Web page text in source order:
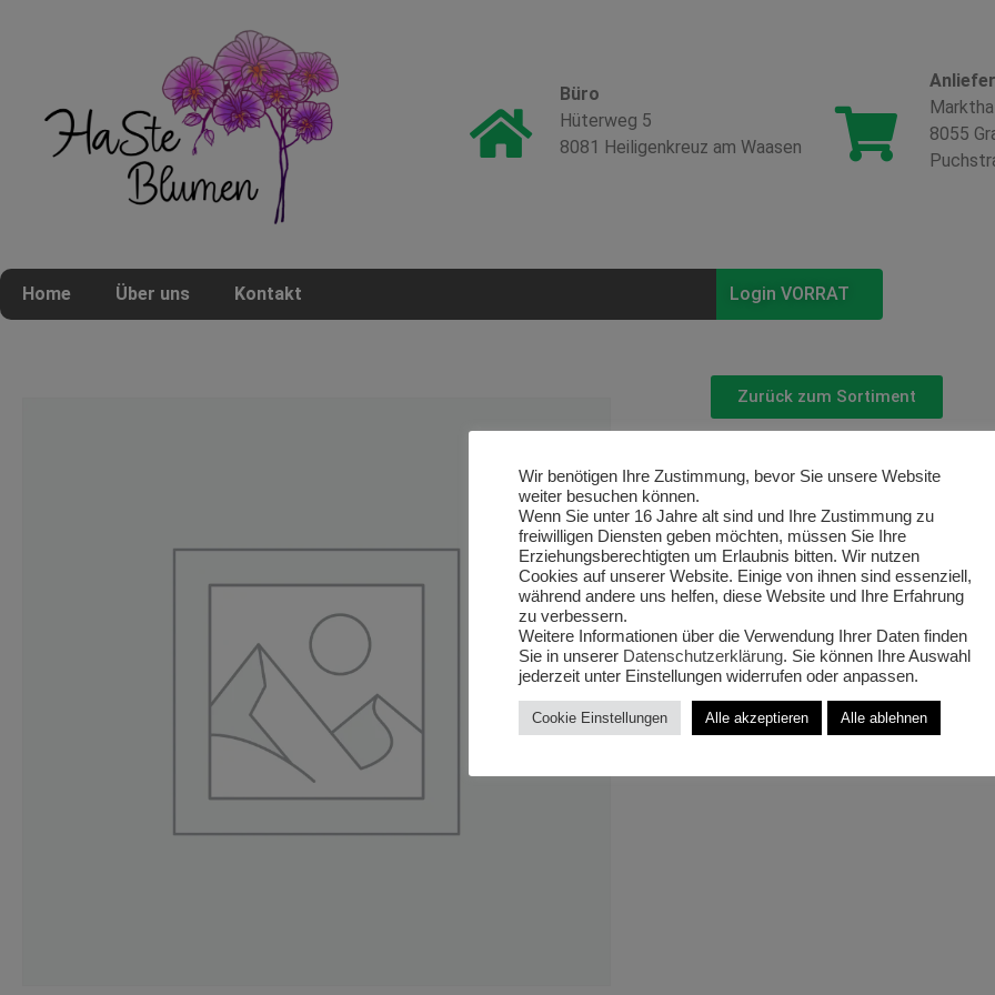
Büro
Hüterweg 5
8081 Heiligenkreuz am Waasen
8055
Home Über uns Kontakt Login VORRAT
Zurück zum Sortiment
Zwiebel
Mixtopf 4-
‚orange‘
Wir benötigen Ihre Zustimmung, bevor Sie unsere Website
weiter besuchen können.
Wenn Sie unter 16 Jahre alt sind und Ihre Zustimmung zu
freiwilligen Diensten geben möchten, müssen Sie Ihre
Erziehungsberechtigten um Erlaubnis bitten. Wir nutzen
Cookies auf unserer Website. Einige von ihnen sind essenziell,
während andere uns helfen, diese Website und Ihre Erfahrung
zu verbessern.
Weitere Informationen über die Verwendung Ihrer Daten finden
Sie in unserer Datenschutzerklärung. Sie können Ihre Auswahl
jederzeit unter Einstellungen widerrufen oder anpassen.
Cookie Einstellungen Alle akzeptieren Alle ablehnen